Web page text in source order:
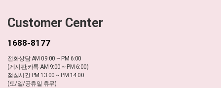
Customer Center
1688-8177
전화상담 AM 09:00 ~ PM 6:00
(게시판,카톡 AM 9:00 ~ PM 6:00)
점심시간 PM 13:00 ~ PM 14:00
(토/일/공휴일 휴무)